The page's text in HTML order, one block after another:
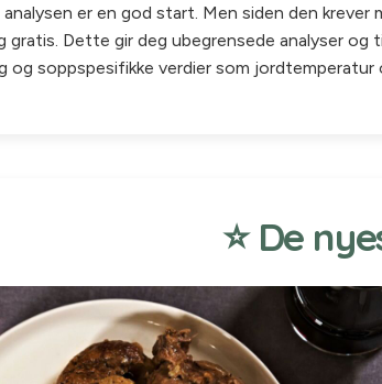
er en god start. Men siden den
gratis. Dette gir deg ubegrensede analyser
og soppspesifikke verdier som
⭐ De